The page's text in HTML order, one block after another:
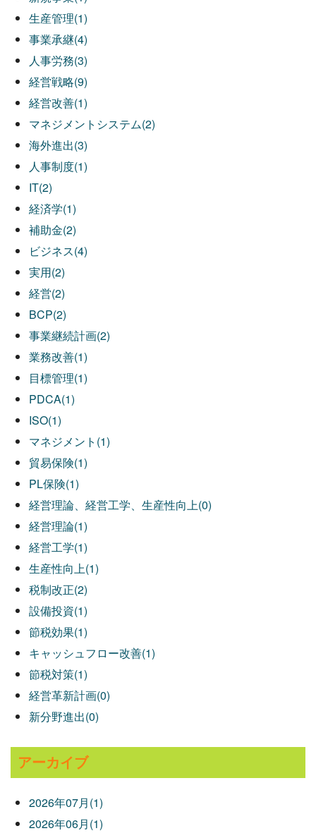
生産管理(1)
事業承継(4)
人事労務(3)
経営戦略(9)
経営改善(1)
マネジメントシステム(2)
海外進出(3)
人事制度(1)
IT(2)
経済学(1)
補助金(2)
ビジネス(4)
実用(2)
経営(2)
BCP(2)
事業継続計画(2)
業務改善(1)
目標管理(1)
PDCA(1)
ISO(1)
マネジメント(1)
貿易保険(1)
PL保険(1)
経営理論、経営工学、生産性向上(0)
経営理論(1)
経営工学(1)
生産性向上(1)
税制改正(2)
設備投資(1)
節税効果(1)
キャッシュフロー改善(1)
節税対策(1)
経営革新計画(0)
新分野進出(0)
アーカイブ
2026年07月(1)
2026年06月(1)